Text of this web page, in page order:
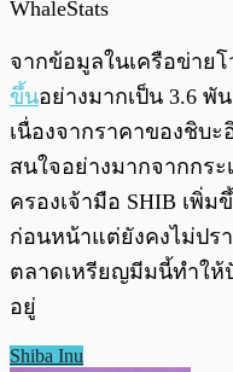
WhaleStats
จากข้อมูลในเครือข่าย
ขึ้นอย่างมากเป็น 3.6 พั
เนื่องจากราคาของชิบ
สนใจอย่างมากจากกร
ครองเจ้ามือ SHIB เพิ่
ก่อนหน้าแต่ยังคงไม่ปร
ตลาดเหรียญมีมนี้ทำให้
อยู่
Shiba Inu